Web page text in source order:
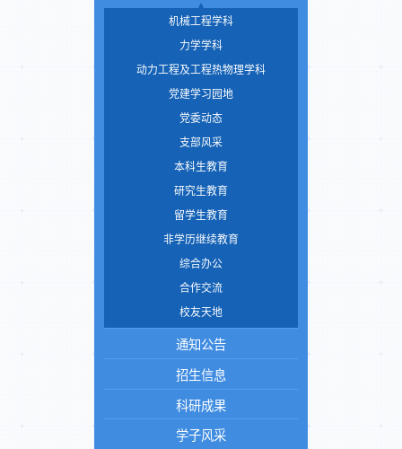
机械工程学科
力学学科
动力工程及工程热物理学科
党建学习园地
党委动态
支部风采
本科生教育
研究生教育
留学生教育
非学历继续教育
综合办公
合作交流
校友天地
通知公告
招生信息
科研成果
学子风采